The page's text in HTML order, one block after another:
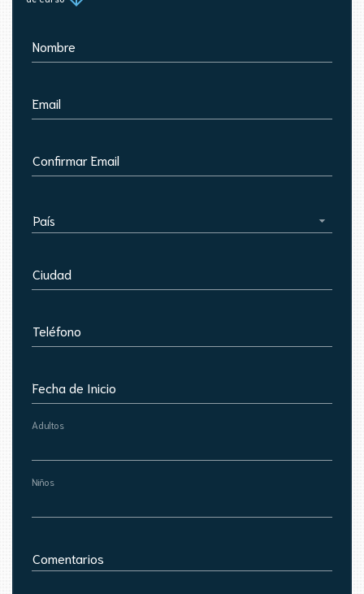
Nombre
Email
Confirmar Email
País
Ciudad
Teléfono
Fecha de Inicio
Adultos
Niños
Comentarios